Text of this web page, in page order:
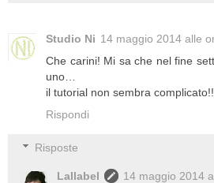
Studio Ni 14 maggio 2014 alle
Che carini! Mi sa che nel fine
uno…
il tutorial non sembra complicato!!
Rispondi
Risposte
Lallabel
14 maggio 2014